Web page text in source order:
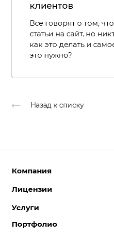
клиентов
Все говорят о том,
статьи на сайт, но
как это делать и
это нужно?
Назад к списку
Компания
О компании
Отзывы
Лицензии
Интернет-магазины
Корпоративные сайты
Услуги
Разработка сайтов
Портфолио